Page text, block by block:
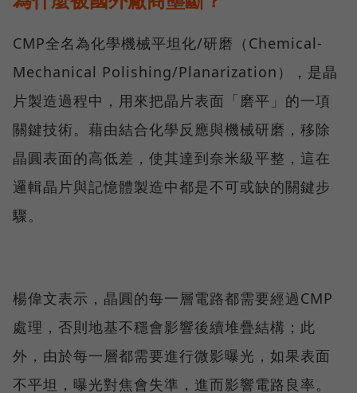
CMP全名為化學機械平坦化/研磨（Chemical-
Mechanical Polishing/Planarization），是晶
片製造過程中，用來把晶片表面「磨平」的一項
關鍵技術。藉由結合化學反應與機械研磨，移除
晶圓表面的高低差，使其達到奈米級平整，這在
邏輯晶片與記憶體製造中都是不可或缺的關鍵步
驟。
楊偉文表示，晶圓的每一層電路都需要經過CMP
處理，否則地基不穩會影響後續堆疊結構；此
外，由於每一層都需要進行微影曝光，如果表面
不平坦，曝光對焦會失準，進而影響電路良率。